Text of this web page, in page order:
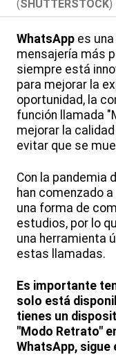
(SHUTTERSTOCK)
WhatsApp es
mensajería más
siempre está
para mejorar la
oportunidad, la
función llamada
mejorar la
evitar que se
Con la pandemia
han comenzado
una forma de
estudios, por lo
una herramienta
estas llamadas.
Es importante
solo está
tienes un
"Modo Retrato"
WhatsApp,